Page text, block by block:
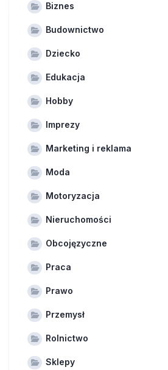
Biznes
Budownictwo
Dziecko
Edukacja
Hobby
Imprezy
Marketing i reklama
Moda
Motoryzacja
Nieruchomości
Obcojęzyczne
Praca
Prawo
Przemysł
Rolnictwo
Sklepy